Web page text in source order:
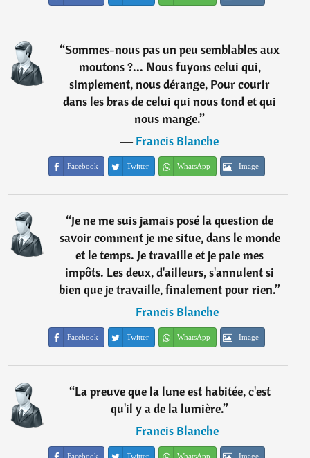
“Sommes-nous pas un peu semblables aux
moutons ?... Nous fuyons celui qui,
simplement, nous dérange, Pour courir
dans les bras de celui qui nous tond et qui
nous mange.”
―Francis Blanche
Facebook Twitter WhatsApp Image
“Je ne me suis jamais posé la question de
savoir comment je me situe, dans le monde
et le temps. Je travaille et je paie mes
impôts. Les deux, d'ailleurs, s'annulent si
bien que je travaille, finalement pour rien.”
―Francis Blanche
Facebook Twitter WhatsApp Image
“La preuve que la lune est habitée, c'est
qu'il y a de la lumière.”
―Francis Blanche
Facebook Twitter WhatsApp Image